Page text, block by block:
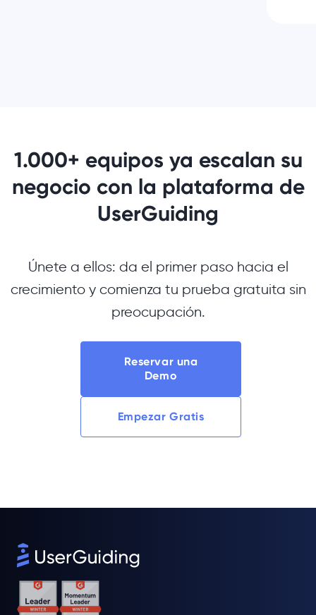
1.000+ equipos ya escalan su
negocio con la plataforma de
UserGuiding
Únete a ellos: da el primer paso hacia el
crecimiento y comienza tu prueba gratuita sin
preocupación.
Reservar una
Demo
Empezar Gratis